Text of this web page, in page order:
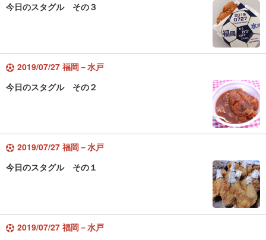
今日のスタグル その３
2019/07/27 福岡－水戸
今日のスタグル その２
2019/07/27 福岡－水戸
今日のスタグル その１
2019/07/27 福岡－水戸